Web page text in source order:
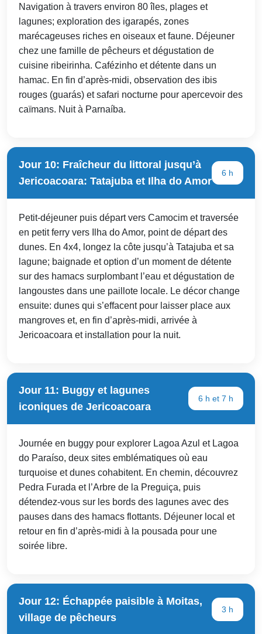
Navigation à travers environ 80 îles, plages et
lagunes; exploration des igarapés, zones
marécageuses riches en oiseaux et faune. Déjeuner
chez une famille de pêcheurs et dégustation de
cuisine ribeirinha. Cafézinho et détente dans un
hamac. En fin d’après-midi, observation des ibis
rouges (guarás) et safari nocturne pour apercevoir des
caïmans. Nuit à Parnaíba.
Jour 10: Fraîcheur du littoral jusqu’à
Jericoacoara: Tatajuba et Ilha do Amor
6 h
Petit-déjeuner puis départ vers Camocim et traversée
en petit ferry vers Ilha do Amor, point de départ des
dunes. En 4x4, longez la côte jusqu’à Tatajuba et sa
lagune; baignade et option d’un moment de détente
sur des hamacs surplombant l’eau et dégustation de
langoustes dans une paillote locale. Le décor change
ensuite: dunes qui s’effacent pour laisser place aux
mangroves et, en fin d’après-midi, arrivée à
Jericoacoara et installation pour la nuit.
Jour 11: Buggy et lagunes
iconiques de Jericoacoara
6 h et 7 h
Journée en buggy pour explorer Lagoa Azul et Lagoa
do Paraíso, deux sites emblématiques où eau
turquoise et dunes cohabitent. En chemin, découvrez
Pedra Furada et l’Arbre de la Preguiça, puis
détendez-vous sur les bords des lagunes avec des
pauses dans des hamacs flottants. Déjeuner local et
retour en fin d’après-midi à la pousada pour une
soirée libre.
Jour 12: Échappée paisible à Moitas,
village de pêcheurs
3 h